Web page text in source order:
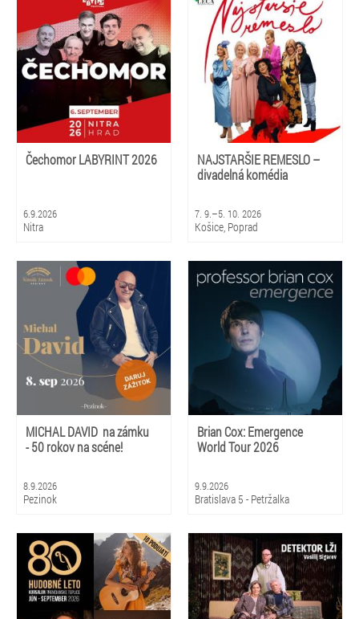
Čechomor LABYRINT 2026
6.9.2026
Nitra
NAJSTARŠIE REMESLO –
divadelná komédia
7. 9.–5. 10. 2026
Košice, Poprad
MICHAL DAVID na zámku
- 50 rokov na scéne!
8.9.2026
Pezinok
Brian Cox: Emergence
World Tour 2026
9.9.2026
Bratislava 5 - Petržalka